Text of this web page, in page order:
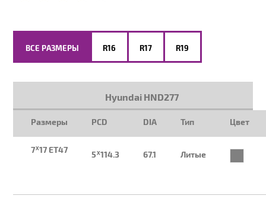
ВСЕ РАЗМЕРЫ R16 R17 R19
Hyundai HND277
Размеры PCD DIA Тип Цвет
7ᕁ17 ET47 5ᕁ114.3 67.1 Литые